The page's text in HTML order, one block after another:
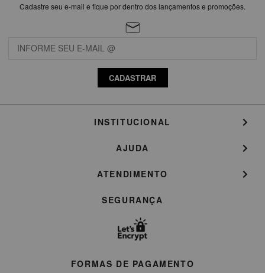
Cadastre seu e-mail e fique por dentro dos lançamentos e promoções.
CADASTRAR
INSTITUCIONAL
AJUDA
ATENDIMENTO
SEGURANÇA
FORMAS DE PAGAMENTO